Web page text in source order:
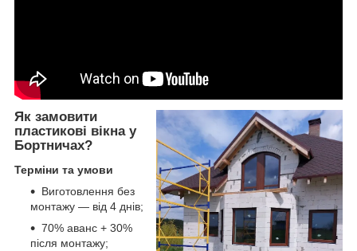
Як замовити
пластикові вікна у
Бортничах?
Терміни та умови
Виготовлення без
монтажу — від 4 днів;
70% аванс + 30%
після монтажу;